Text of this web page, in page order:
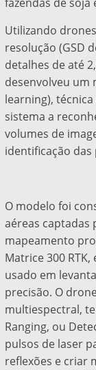
fazendas de soja
Utilizando
resolução (GSD
detalhes de até
desenvolveu um
learning),
sistema a
volumes de
identificação
O modelo foi
aéreas captadas
mapeamento
Matrice 300
usado em
precisão. O
multiespectral,
Ranging, ou
pulsos de laser
reflexões e criar